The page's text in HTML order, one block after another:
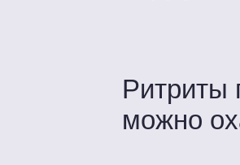
Ритриты
можно